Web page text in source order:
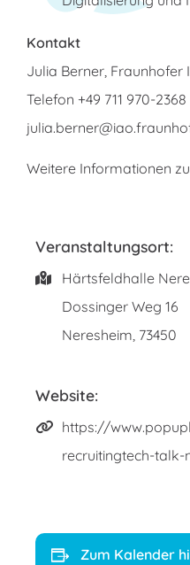
Kontakt
Julia Berner, Fraunhofer
Telefon +49 711 970-2368
Weitere Informationen
Veranstaltungsort:
Härtsfeldhalle
Dossinger Weg 16
Neresheim, 73450
Website:
https://
recruitingtech-
Zum Kalender